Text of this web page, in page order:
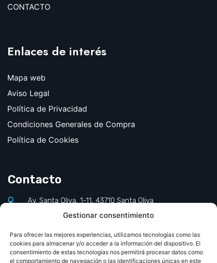
Gestionar consentimiento
Para ofrecer las mejores experiencias, utilizamos tecnologías como las
cookies para almacenar y/o acceder a la información del dispositivo. El
consentimiento de estas tecnologías nos permitirá procesar datos como
el comportamiento de navegación o las identificaciones únicas en este
CONTACTO
Enlaces de interés
Mapa web
Aviso Legal
Política de Privacidad
Condiciones Generales de Compra
Política de Cookies
Contacto
Av. Santa Oliva, 1-11, 43710 Santa Oliva
977 660 140
info@jornadapediatriapcv.com